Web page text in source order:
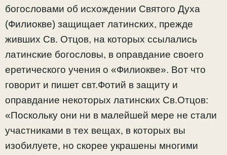
богословами об исхождении Святого Духа
(Филиокве) защищает латинских, прежде
живших Св. Отцов, на которых ссылались
латинские богословы, в оправдание своего
еретического учения о «Филиокве». Вот что
говорит и пишет свт.Фотий в защиту и
оправдание некоторых латинских Св.Отцов:
«Поскольку они ни в малейшей мере не стали
участниками в тех вещах, в которых вы
изобилуете, но скорее украшены многими